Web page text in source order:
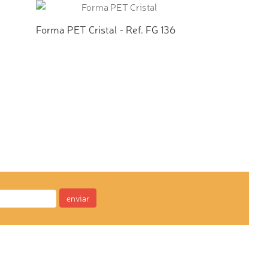
Forma PET Cristal - Ref. FG 136
enviar